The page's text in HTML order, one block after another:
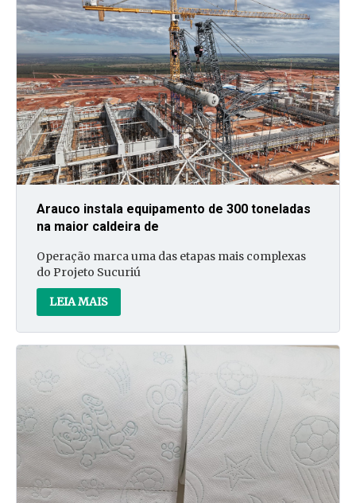
Arauco instala equipamento de 300 toneladas
na maior caldeira de
Operação marca uma das etapas mais complexas
do Projeto Sucuriú
LEIA MAIS